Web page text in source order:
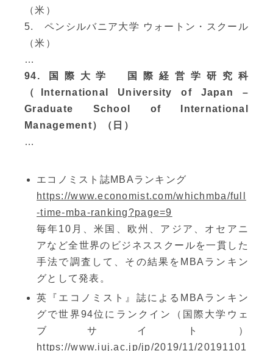
（米）
5. ペンシルバニア大学 ウォートン・スクール
（米）
…
94. 国際大学 国際経営学研究科
（International University of Japan –
Graduate School of International
Management）（日）
…
エコノミスト誌MBAランキング
https://www.economist.com/whichmba/full
-time-mba-ranking?page=9
毎年10月、米国、欧州、アジア、オセアニ
アなど全世界のビジネススクールを一貫した
手法で調査して、その結果をMBAランキン
グとして発表。
英『エコノミスト』誌によるMBAランキン
グで世界94位にランクイン（国際大学ウェ
ブサイト）
https://www.iuj.ac.jp/jp/2019/11/20191101